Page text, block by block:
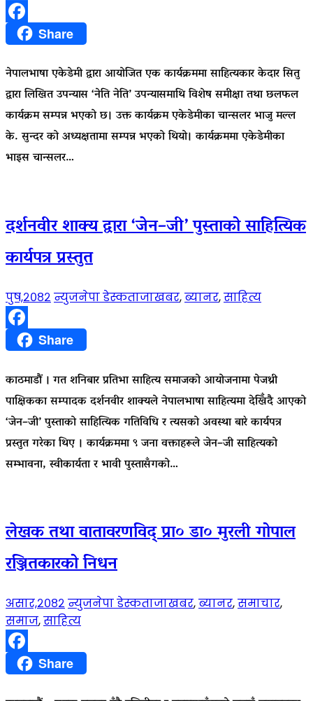
FacebookShare
नेपालभाषा एकेडेमी द्वारा आयोजित एक कार्यक्रममा साहित्यकार केदार सितु
द्वारा लिखित उपन्यास ‘नेति नेति’ उपन्यासमाथि विशेष समीक्षा तथा छलफल
कार्यक्रम सम्पन्न भएको छ। उक्त कार्यक्रम एकेडेमीका चान्सलर भाजु मल्ल
के. सुन्दर को अध्यक्षतामा सम्पन्न भएको थियो। कार्यक्रममा एकेडेमीका
भाइस चान्सलर…
दर्शनवीर शाक्य द्वारा ‘जेन–जी’ पुस्ताको साहित्यिक
कार्यपत्र प्रस्तुत
पुष,२०८२ न्युजनेपा डेस्कताजाखबर,ब्यानर,साहित्य
FacebookShare
काठमाडौं । गत शनिबार प्रतिभा साहित्य समाजको आयोजनामा पेजथ्री
पाक्षिकका सम्पादक दर्शनवीर शाक्यले नेपालभाषा साहित्यमा देखिँदै आएको
‘जेन–जी’ पुस्ताको साहित्यिक गतिविधि र त्यसको अवस्था बारे कार्यपत्र
प्रस्तुत गरेका थिए । कार्यक्रममा ९ जना वक्ताहरूले जेन–जी साहित्यको
सम्भावना, स्वीकार्यता र भावी पुस्तासँगको…
लेखक तथा वातावरणविद् प्रा० डा० मुरली गोपाल
रञ्जितकारको निधन
असार,२०८२ न्युजनेपा डेस्कताजाखबर,ब्यानर,समाचार,
समाज,साहित्य
FacebookShare